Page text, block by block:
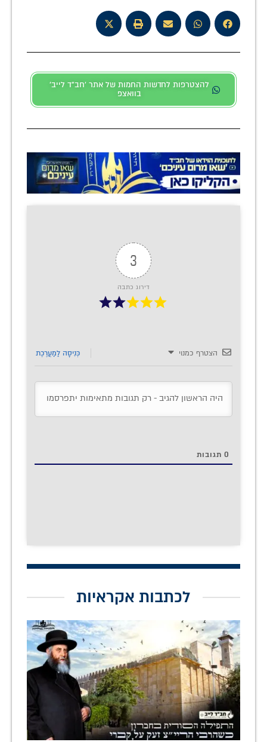
להצטרפות לחדשות החמות של אתר 'חב"ד לייב'
בוואצפ
3
דירוג כתבה
הצטרף כמנוי כְּנִיסָה לַמַעֲרֶכֶת
0 תגובות
לכתבות אקראיות